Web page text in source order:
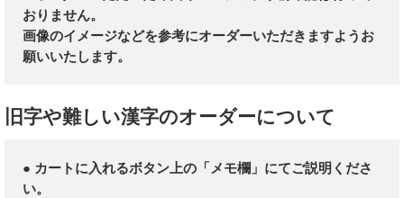
おりません。
画像のイメージなどを参考にオーダーいただきますようお
願いいたします。
旧字や難しい漢字のオーダーについて
● カートに入れるボタン上の「メモ欄」にてご説明くださ
い。